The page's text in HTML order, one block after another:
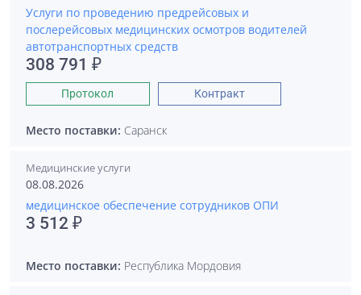
Услуги по проведению предрейсовых и
послерейсовых медицинских осмотров водителей
автотранспортных средств
308 791 ₽
Протокол Контракт
Место поставки: Саранск
Медицинские услуги
08.08.2026
медицинское обеспечение сотрудников ОПИ
3 512 ₽
Место поставки: Республика Мордовия